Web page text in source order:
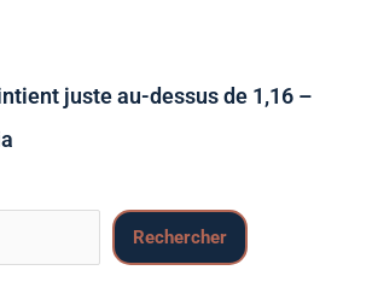
juste au-dessus de 1,16 –
Rechercher